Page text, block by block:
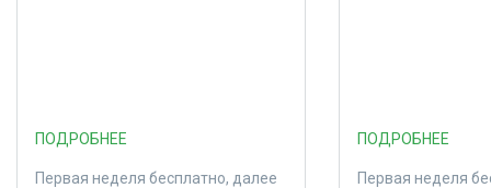
ПОДРОБНЕЕ
Первая неделя бесплатно, далее
ПОДРОБНЕЕ
Первая неделя